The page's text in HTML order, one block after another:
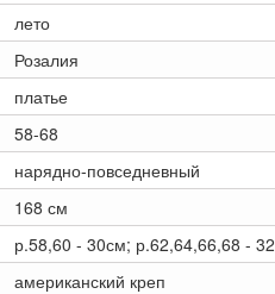
лето
Розалия
платье
58-68
нарядно-повседневный
168 см
р.58,60 - 30см; р.62,64,66,68 -
американский креп